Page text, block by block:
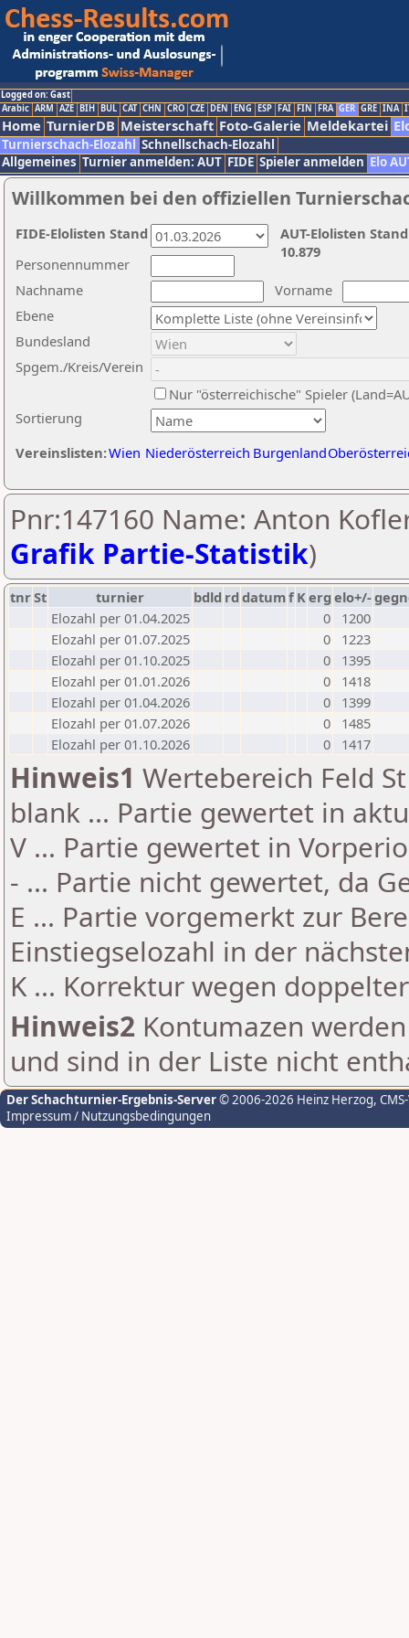
Logged on: Gast
Arabic ARM AZE BIH BUL CAT CHN CRO CZE DEN ENG ESP FAI FIN FRA GER GRE INA
Home TurnierDB Meisterschaft Foto-Galerie Meldekartei
Turnierschach-Elozahl Schnellschach-Elozahl
Allgemeines Turnier anmelden: AUT FIDE Spieler anmelden Elo
Willkommen bei den offiziellen
Nachname
Vorname
Ebene
Sortierung
Personennummer
Bundesland
Spgem./Kreis/Verein
Nur "österreichische" Spieler
Vereinslisten:Wien Niederösterreich Burgenland
AUT-Elolisten
10.879
FIDE-Elolisten Stand
Pnr:147160 Name: Anton
Grafik Partie-Statistik)
tnrSt turnier bdld rd datumf Kerg elo+/-
Elozahl per 01.04.2025
0
1200
Elozahl per 01.07.2025
0
1223
Elozahl per 01.10.2025
0
1395
Elozahl per 01.01.2026
0
1418
Elozahl per 01.04.2026
0
1399
Elozahl per 01.07.2026
0
1485
Elozahl per 01.10.2026
0 1417
Hinweis1 Wertebereich Feld
blank ... Partie gewertet in
V ... Partie gewertet in
- ... Partie nicht gewertet, da
E ... Partie vorgemerkt zur
Einstiegselozahl in der
K ... Korrektur wegen
Hinweis2 Kontumazen
und sind in der Liste nicht
Der Schachturnier-Ergebnis-Server© 2006-2026 Heinz Herzog,
Impressum / Nutzungsbedingungen